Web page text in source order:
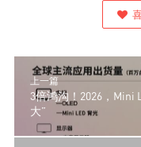
上一篇
3倍鸿沟！2026，Mini
大”